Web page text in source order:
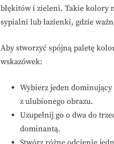
błękitów i zieleni. Takie kolory
sypialni lub łazienki, gdzie
Aby stworzyć spójną paletę
wskazówek:
Wybierz jeden
z ulubionego obrazu.
Uzupełnij go o dwa do
dominantą.